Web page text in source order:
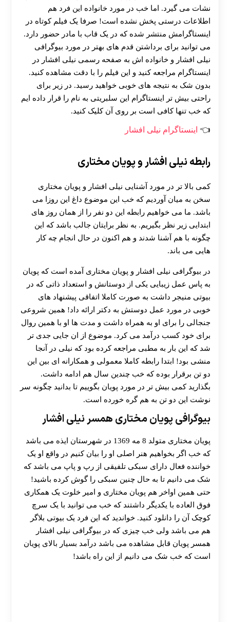
نشات می گیرد. اما خب در مورد خانواده این فرد هم
اطلاعات درستی پخش نشده است! صرفا یک فیلم کوتاه در
اینستاگرامش منتشر شده که در یک قاب با مادر حضور دارد.
می توانید برای برداشتن قدم های بهتر در مورد بیوگرافی
نیلی افشار و خانواده اش به صفحه رسمی نیلی افشار در
اینستاگرام مراجعه کنید و این فیلم را با دقت مشاهده کنید.
بدون شک به نتیجه های خوبی خواهید رسید. در زیر برای
راحتی بیش تر اینستاگرام این سلبریتی به نام را قرار داده ایم
که خب تنها کافی است بر روی آن کلیک کنید.
اینستاگرام نیلی افشار
رابطه نیلی افشار و پویان مختاری
کمی بالا تر در مورد آشنایی نیلی افشار و پویان مختاری
سخن به میان آوردیم که خب این موضوع داغ این روزا می
باشد. ما می خواهیم رابطه این دو نفر را از همان روز های
ابتدایی زیر نظر بگیریم. به نظر برایتان جالب باشد که این
چگونه با هم آشنا شدند و هم اکنون در حال انجام چه کار
هایی می باند.
در بیوگرافی نیلی افشار و پویان مختاری آمده است که پویان
به پاس عمل زیبایی یکی از دوستانش و استعداد ذاتی که در
بیوتی منیجر داشت به صورت کاملا اتفاقی پیشنهاد های
خوبی در مورد عمل دوستش به دکتر ارائه داد! همین شروعی
جنجالی را برای او به همراه داشت و مدت ها او با همین روال
برای خود کسب درآمد می کرد. موضوع از ان جایی جدی تر
شد که این بار به مطبی مراجعه کرده بود که نیلی در آنجا
منشی بود! ابتدا رابطه کاملا معمولی و همکارانه ای بین این
دو تن برقرار بوده که خب چندین سال هم ادامه داشت.
بگذارید کمی بیش تر در مورد پویان بگوییم تا بدانید چگونه سر
نوشت این دو تن به هم گره خورده است.
بیوگرافی پویان مختاری همسر نیلی افشار
پویان مختاری متولد 8 مه 1369 در شهرستان ایذه می باشد
که خب اگر بخواهیم هنر اصلی او را بیان کنیم در واقع او یک
خواننده فعال دارای سبکی تلفیقی از رپ و پاپ می باشد که
شک می دانیم تا به حال چنین سبکی را گوش کرده باشید!
حتی همین اواخر هم پویان مختاری و امیر خلوت یک همکاری
فوق العاده با یکدیگر داشتند که خب می توانید با یک سرچ
کوچک آن را دانلود کنید. خواندید که این فرد یک بیوتی بلاگر
هم می باشد ولی خب چیزی که در بیوگرافی نیلی افشار
همسر پویان قابل مشاهده می باشد درآمد بسیار بالای پویان
است که خب شک می دانیم از این راه باشد!